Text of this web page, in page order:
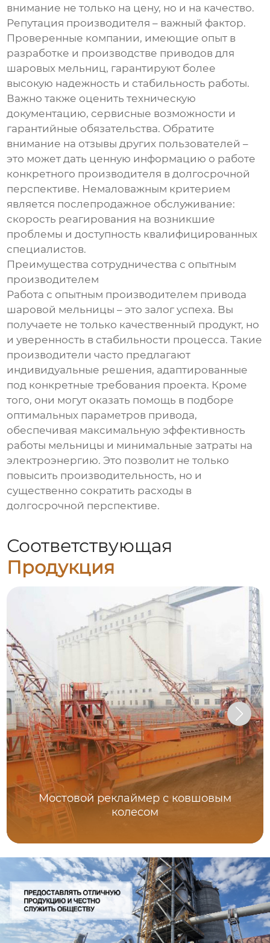
внимание не только на цену, но и на качество.
Репутация производителя – важный фактор.
Проверенные компании, имеющие опыт в
разработке и производстве приводов для
шаровых мельниц, гарантируют более
высокую надежность и стабильность работы.
Важно также оценить техническую
документацию, сервисные возможности и
гарантийные обязательства. Обратите
внимание на отзывы других пользователей –
это может дать ценную информацию о работе
конкретного производителя в долгосрочной
перспективе. Немаловажным критерием
является послепродажное обслуживание:
скорость реагирования на возникшие
проблемы и доступность квалифицированных
специалистов.
Преимущества сотрудничества с опытным
производителем
Работа с опытным производителем привода
шаровой мельницы – это залог успеха. Вы
получаете не только качественный продукт, но
и уверенность в стабильности процесса. Такие
производители часто предлагают
индивидуальные решения, адаптированные
под конкретные требования проекта. Кроме
того, они могут оказать помощь в подборе
оптимальных параметров привода,
обеспечивая максимальную эффективность
работы мельницы и минимальные затраты на
электроэнергию. Это позволит не только
повысить производительность, но и
существенно сократить расходы в
долгосрочной перспективе.
Соответствующая
Продукция
Мостовой реклаймер с ковшовым
колесом